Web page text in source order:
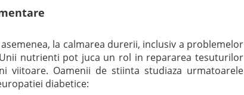
la calmarea durerii, inclusiv a problemelor
nutrienti pot juca un rol in repararea tesuturilor
viitoare. Oamenii de stiinta studiaza urmatoarele
diabetice: